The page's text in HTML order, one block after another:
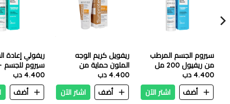
سيروم الجسم المرطب
من ريفيول 200 مل
4.400 دب
أضف
اشتر الآن
ريفويل كريم الوجه
الملون حماية من
50+ 50 مل
4.400 دب
أضف
اشتر الآن
ريفولي إعادة
سيروم للجسم - ٢٠٠
4.400 دب
أضف